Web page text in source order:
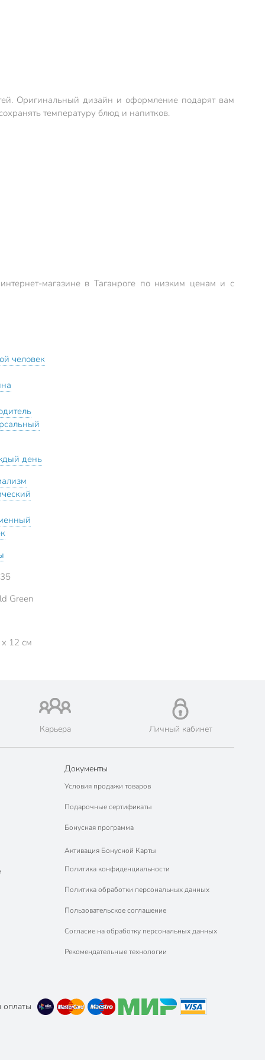
Оригинальный дизайн и оформление подарят вам
температуру блюд и напитков.
магазине в Таганроге по низким ценам и с
человек
день
Green
12 см
Карьера Личный кабинет
Документы
Условия продажи товаров
Подарочные сертификаты
Бонусная программа
Активация Бонусной Карты
Политика конфиденциальности
Политика обработки персональных данных
Пользовательское соглашение
Согласие на обработку персональных данных
Рекомендательные технологии
оплаты